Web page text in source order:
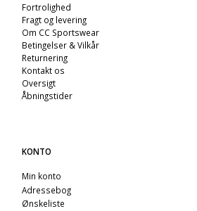
Fortrolighed
Fragt og levering
Om CC Sportswear
Betingelser & Vilkår
Returnering
Kontakt os
Oversigt
Åbningstider
KONTO
Min konto
Adressebog
Ønskeliste